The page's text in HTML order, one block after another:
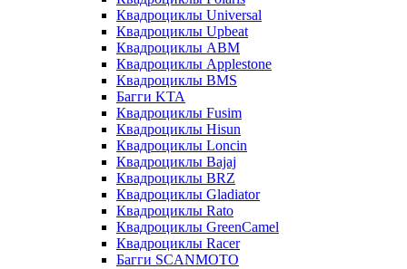
Квадроциклы Universal
Квадроциклы Upbeat
Квадроциклы ABM
Квадроциклы Applestone
Квадроциклы BMS
Багги KTA
Квадроциклы Fusim
Квадроциклы Hisun
Квадроциклы Loncin
Квадроциклы Bajaj
Квадроциклы BRZ
Квадроциклы Gladiator
Квадроциклы Rato
Квадроциклы GreenCamel
Квадроциклы Racer
Багги SCANMOTO